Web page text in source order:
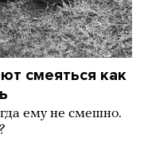
смеяться как
ему не смешно.